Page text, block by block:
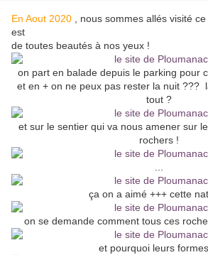
En Aout 2020 , nous sommes allés visité
est
de toutes beautés à nos yeux !
on part en balade depuis le parking pour
et en + on ne peux pas rester la nuit ???
tout ?
et sur le sentier qui va nous amener sur
rochers !
ça on a aimé +++ cette
on se demande comment tous ces
et pourquoi leurs